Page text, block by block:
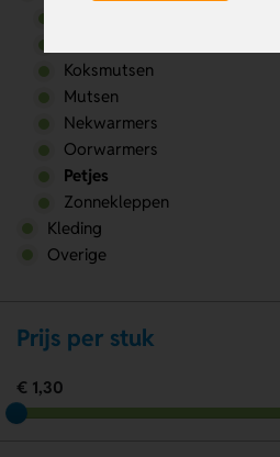
Koksmutsen
Mutsen
Nekwarmers
Oorwarmers
Petjes
Zonnekleppen
Kleding
Overige
Prijs per stuk
€ 1,30